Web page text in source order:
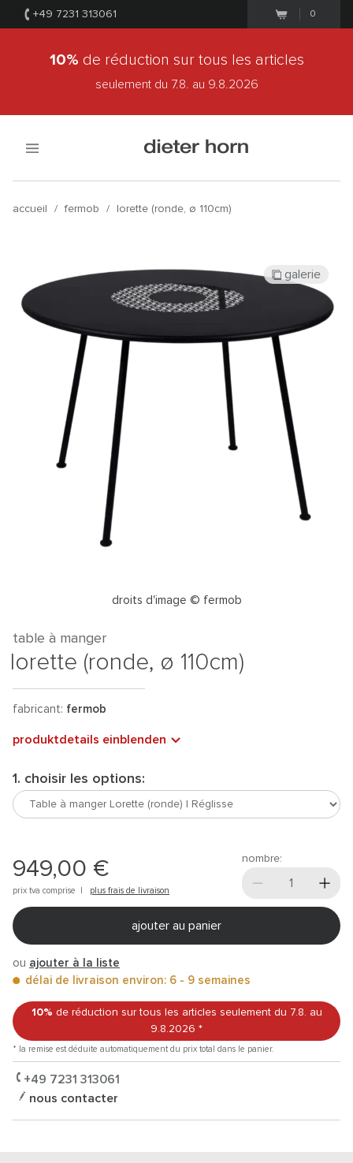
+49 7231 313061 0
10% de réduction sur tous les articles
seulement du 7.8. au 9.8.2026
accueil / fermob / lorette (ronde, ø 110cm)
droits d'image © fermob
galerie
table à manger
lorette (ronde, ø 110cm)
fabricant: fermob
produktdetails einblenden
1. choisir les options:
949,00 €
prix tva comprise | plus frais de livraison
nombre:
ajouter au panier
ou ajouter à la liste
délai de livraison environ: 6 - 9 semaines
10% de réduction sur tous les articles seulement du 7.8. au
9.8.2026 *
* la remise est déduite automatiquement du prix total dans le panier.
+49 7231 313061
nous contacter